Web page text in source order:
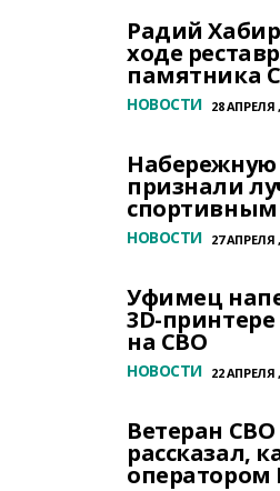
Радий
ходе
памятника
НОВОСТИ 28 АПРЕЛЯ
признали
НОВОСТИ 27 АПРЕЛЯ
Уфимец
3D-
на СВО
НОВОСТИ 22 АПРЕЛЯ
Ветеран
рассказал,
оператором